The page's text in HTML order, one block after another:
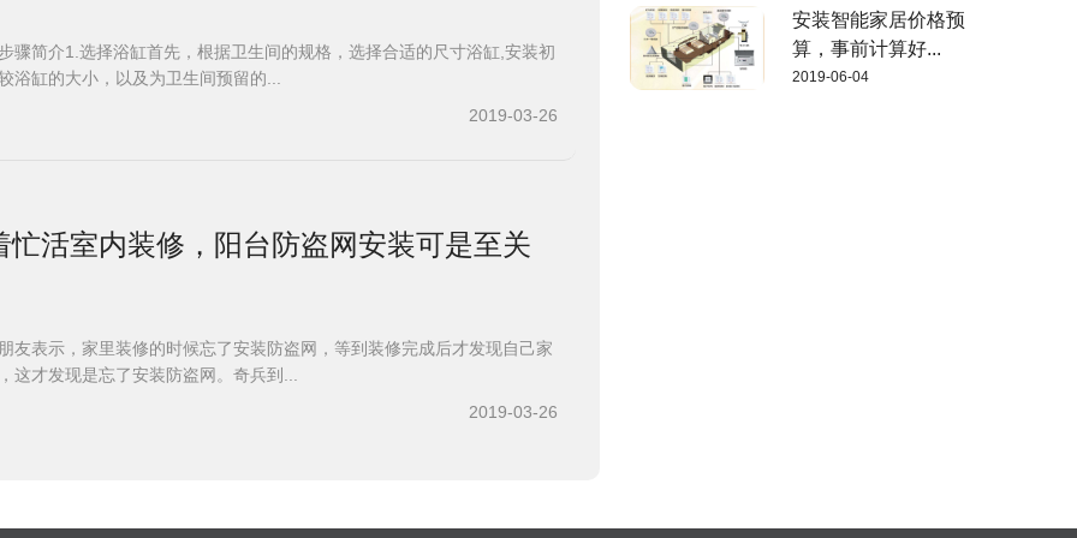
骤简介1.选择浴缸首先，根据卫生间的规格，选择合适的尺寸浴缸,安装初
浴缸的大小，以及为卫生间预留的...
2019-03-26
忙活室内装修，阳台防盗网安装可是至关
友表示，家里装修的时候忘了安装防盗网，等到装修完成后才发现自己家
这才发现是忘了安装防盗网。奇兵到...
2019-03-26
安装智能家居价格预
算，事前计算好...
2019-06-04